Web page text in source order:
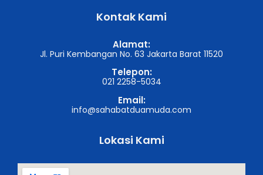
Kontak Kami
Alamat:
Jl. Puri Kembangan No. 63 Jakarta Barat 11520
Telepon:
021 2258-5034
Email:
info@sahabatduamuda.com
Lokasi Kami